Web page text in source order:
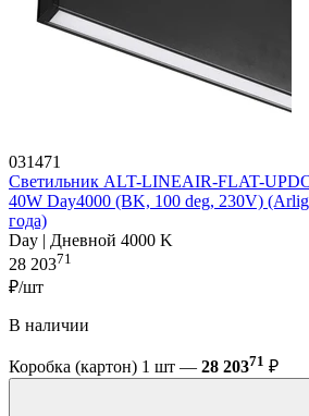
031471
Светильник ALT-LINEAIR-FLAT-
40W Day4000 (BK, 100 deg, 230V)
года)
Day | Дневной 4000 K
28 20371
₽/шт
В наличии
Коробка (картон) 1 шт — 28 20371 ₽